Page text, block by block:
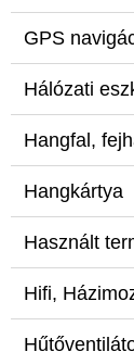
GPS
Hálózati
Hangfal,
Hangkártya
Használt
Hifi,